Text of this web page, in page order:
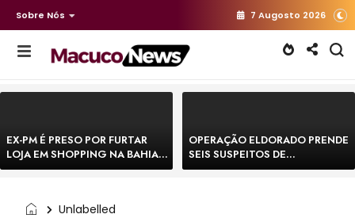
Sobre Nós 7 Augosto 2026
EX-PM É PRESO POR FURTAR
LOJA EM SHOPPING NA BAHIA E
ESCAPA CORRENDO DE
OPERAÇÃO ELDORADO PRENDE
SEIS SUSPEITOS DE
MOVIMENTAR R$ 25 MILHÕES
Unlabelled